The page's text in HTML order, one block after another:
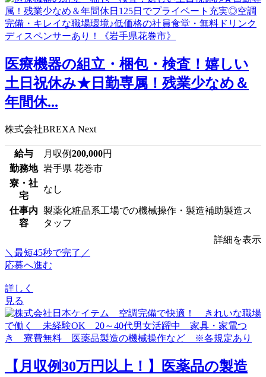
医療機器の組立・梱包・検査！嬉しい
土日祝休み★日勤専属！残業少なめ＆
年間休...
株式会社BREXA Next
給与 月収例200,000円
勤務地 岩手県 花巻市
寮・社
宅
なし
仕事内
容
製薬化粧品系工場での機械操作・製造補助製造ス
タッフ
詳細を表示
＼最短45秒で完了／
応募へ進む
詳しく
見る
【月収例30万円以上！】医薬品の製造